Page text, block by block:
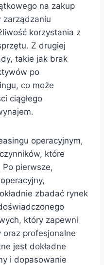
na zakup
zarządzaniu
korzystania z
Z drugiej
takie jak brak
po
co może
ciągłego
operacyjnym,
które
pierwsze,
zbadać rynek
który zapewni
profesjonalne
jest dokładne
i dopasowanie